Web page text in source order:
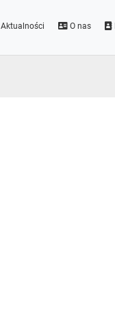
Aktualności O nas